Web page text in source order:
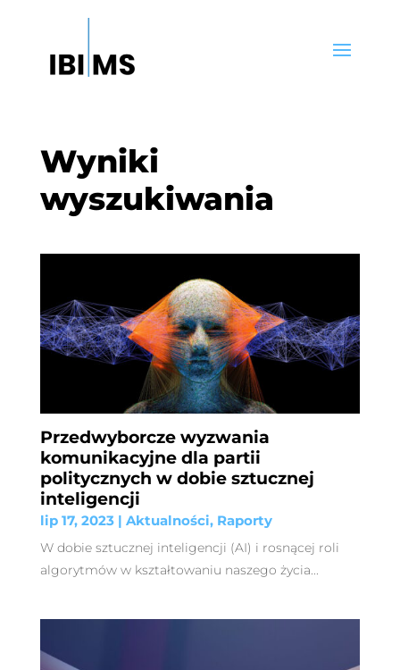
Wyniki
wyszukiwania
Przedwyborcze wyzwania
komunikacyjne dla partii
politycznych w dobie sztucznej
inteligencji
lip 17, 2023| Aktualności, Raporty
W dobie sztucznej inteligencji (AI) i rosnącej roli
algorytmów w kształtowaniu naszego życia...